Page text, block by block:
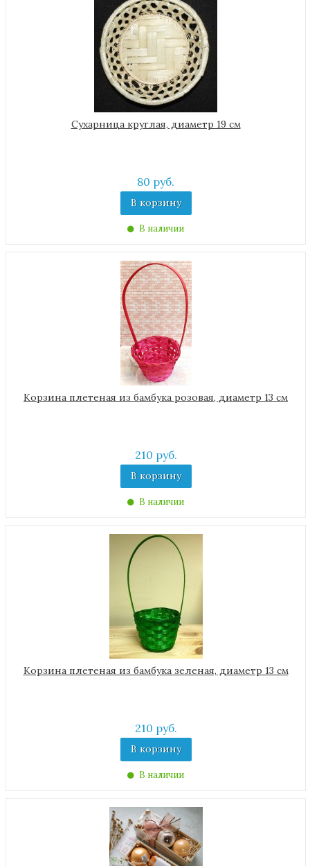
Сухарница круглая, диаметр 19 см
80 руб.
В корзину
В наличии
Корзина плетеная из бамбука розовая, диаметр 13 см
210 руб.
В корзину
В наличии
Корзина плетеная из бамбука зеленая, диаметр 13 см
210 руб.
В корзину
В наличии